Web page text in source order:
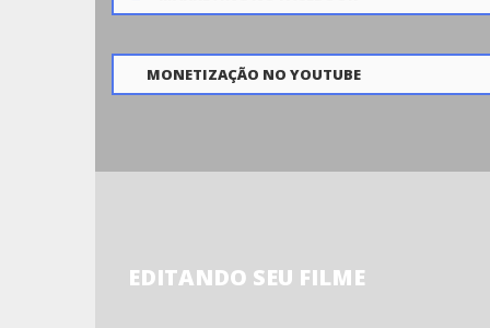
MONETIZAÇÃO NO YOUTUBE
EDITANDO SEU FILME